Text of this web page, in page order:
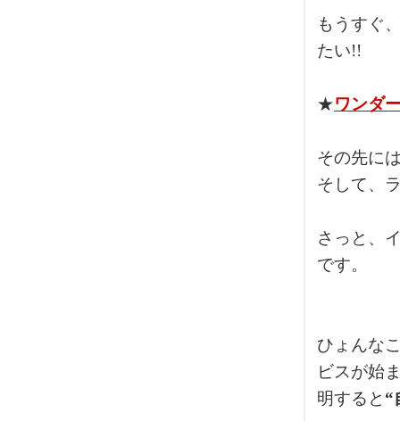
もうすぐ
たい!!
★ワンダ
その先に
そして、
さっと、
です。
ひょんな
ビスが始
明すると “